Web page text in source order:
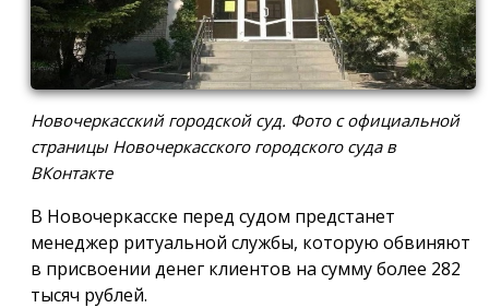
Новочеркасский городской суд. Фото с официальной
страницы Новочеркасского городского суда в
ВКонтакте
В Новочеркасске перед судом предстанет
менеджер ритуальной службы, которую обвиняют
в присвоении денег клиентов на сумму более 282
тысяч рублей.